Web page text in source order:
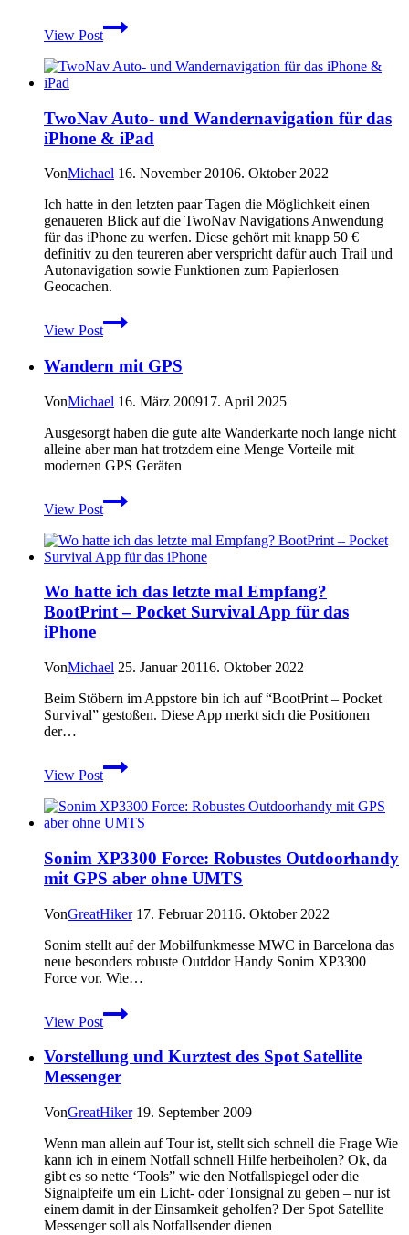
View Post
Firmwareupdate
für
Oregon
–
April
TwoNav Auto- und Wandernavigation für das
iPhone & iPad
VonMichael 16. November 20106. Oktober 2022
Ich hatte in den letzten paar Tagen die Möglichkeit einen
genaueren Blick auf die TwoNav Navigations Anwendung
für das iPhone zu werfen. Diese gehört mit knapp 50 €
definitiv zu den teureren aber verspricht dafür auch Trail und
Autonavigation sowie Funktionen zum Papierlosen
Geocachen.
View Post
TwoNav
Auto-
Wandernavigation
das
&
iPad
Wandern mit GPS
VonMichael 16. März 200917. April 2025
Ausgesorgt haben die gute alte Wanderkarte noch lange nicht
alleine aber man hat trotzdem eine Menge Vorteile mit
modernen GPS Geräten
View Post
Wandern
mit
Wo hatte ich das letzte mal Empfang?
BootPrint – Pocket Survival App für das
iPhone
VonMichael 25. Januar 20116. Oktober 2022
Beim Stöbern im Appstore bin ich auf “BootPrint – Pocket
Survival” gestoßen. Diese App merkt sich die Positionen
der…
View Post
Wo
hatte
das
letzte
Empfang?
BootPrint
Pocket
Survival
App
für
das
Sonim XP3300 Force: Robustes Outdoorhandy
mit GPS aber ohne UMTS
VonGreatHiker 17. Februar 20116. Oktober 2022
Sonim stellt auf der Mobilfunkmesse MWC in Barcelona das
neue besonders robuste Outddor Handy Sonim XP3300
Force vor. Wie…
View Post
Sonim
XP3300
Robustes
Outdoorhandy
mit
GPS
aber
ohne
UMTS
Vorstellung und Kurztest des Spot Satellite
Messenger
VonGreatHiker 19. September 2009
Wenn man allein auf Tour ist, stellt sich schnell die Frage Wie
kann ich in einem Notfall schnell Hilfe herbeiholen? Ok, da
gibt es so nette ‘Tools” wie den Notfallspiegel oder die
Signalpfeife um ein Licht- oder Tonsignal zu geben – nur ist
einem damit in der Einsamkeit geholfen? Der Spot Satellite
Messenger soll als Notfallsender dienen